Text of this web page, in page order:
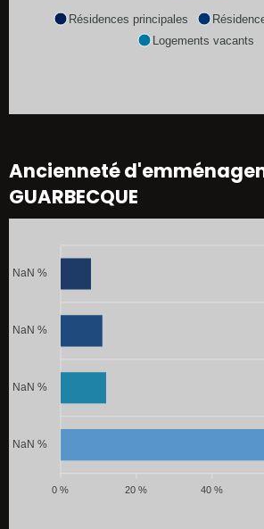
Résidences principales
Logements vacants
Ancienneté
GUARBECQUE
NaN %
NaN %
NaN %
NaN %
40 %
20 %
0 %